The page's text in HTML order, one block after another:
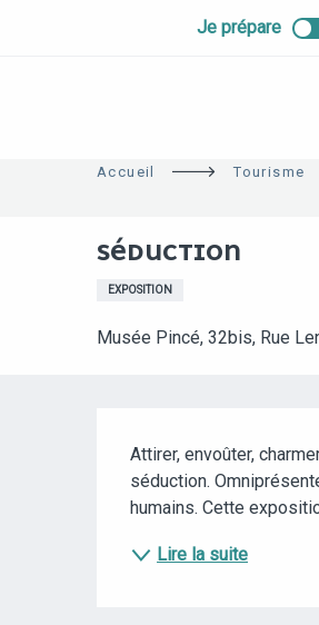
Je prépare
Accueil Tourisme
SÉDUCTION
EXPOSITION
Musée Pincé, 32bis, Rue
Attirer, envoûter,
séduction.
humains. Cette
Lire la suite